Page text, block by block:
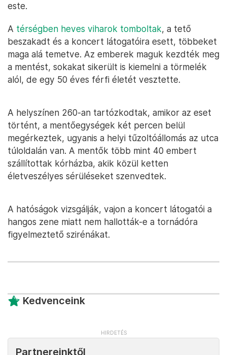
este.
A térségben heves viharok tomboltak, a tető
beszakadt és a koncert látogatóira esett, többeket
maga alá temetve. Az emberek maguk kezdték meg
a mentést, sokakat sikerült is kiemelni a törmelék
alól, de egy 50 éves férfi életét vesztette.
A helyszínen 260-an tartózkodtak, amikor az eset
történt, a mentőegységek két percen belül
megérkeztek, ugyanis a helyi tűzoltóállomás az utca
túloldalán van. A mentők több mint 40 embert
szállítottak kórházba, akik közül ketten
életveszélyes sérüléseket szenvedtek.
A hatóságok vizsgálják, vajon a koncert látogatói a
hangos zene miatt nem hallották-e a tornádóra
figyelmeztető szirénákat.
Kedvenceink
Partnereinktől